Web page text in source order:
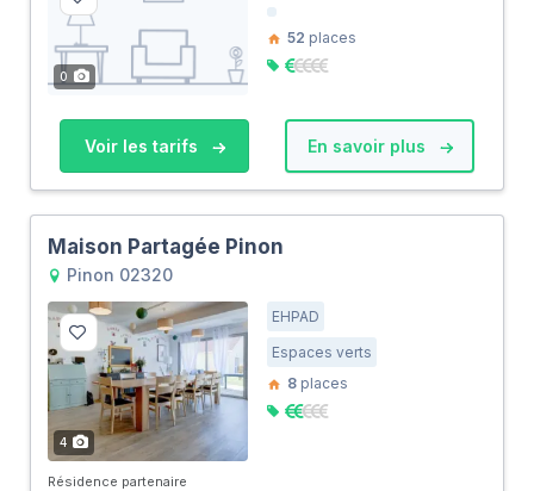
0
52 places
Voir les tarifs En savoir plus
Maison Partagée Pinon
Pinon 02320
4
EHPAD
Espaces verts
8 places
Résidence partenaire